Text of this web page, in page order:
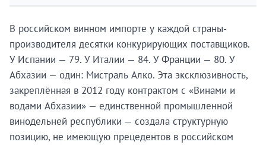
В российском винном импорте у каждой страны-
производителя десятки конкурирующих поставщиков.
У Испании — 79. У Италии — 84. У Франции — 80. У
Абхазии — один: Мистраль Алко. Эта эксклюзивность,
закреплённая в 2012 году контрактом с «Винами и
водами Абхазии» — единственной промышленной
винодельней республики — создала структурную
позицию, не имеющую прецедентов в российском